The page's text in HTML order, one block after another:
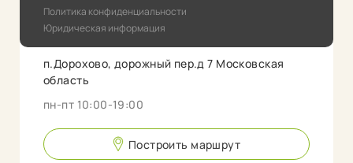
Политика конфиденциальности
Юридическая информация
п.Дорохово, дорожный пер.д 7 Московская
область
пн-пт 10:00-19:00
Построить маршрут